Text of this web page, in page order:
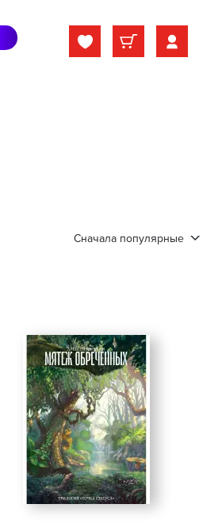
Сначала популярные